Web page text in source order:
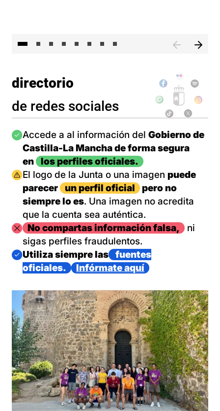
directorio
de redes sociales
Imagen
Accede a al información del Gobierno de
Castilla-La Mancha de forma segura
en
los perfiles oficiales.
Imagen
El logo de la Junta o una imagen puede
parecer
un perfil oficial
pero no
siempre lo es. Una imagen no acredita
que la cuenta sea auténtica.
ImagenNo compartas información falsa,
ni
sigas perfiles fraudulentos.
Imagen
Utiliza siempre las
fuentes
oficiales.
Infórmate aquí